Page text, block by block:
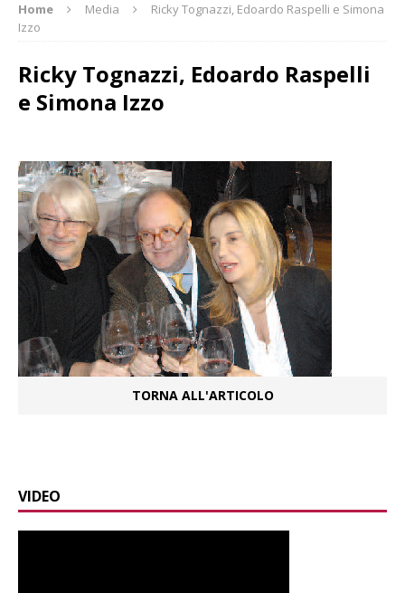
Home Media
Ricky Tognazzi, Edoardo Raspelli e Simona
Izzo
Ricky Tognazzi, Edoardo Raspelli
e Simona Izzo
TORNA ALL'ARTICOLO
VIDEO